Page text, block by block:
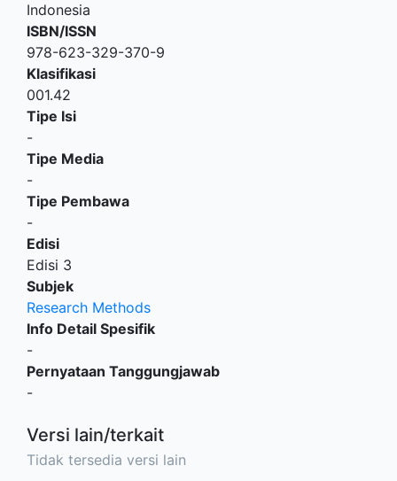
Indonesia
ISBN/ISSN
978-623-329-370-9
Klasifikasi
001.42
Tipe Isi
-
Tipe Media
-
Tipe Pembawa
-
Edisi
Edisi 3
Subjek
Research Methods
Info Detail Spesifik
-
Pernyataan Tanggungjawab
-
Versi lain/terkait
Tidak tersedia versi lain